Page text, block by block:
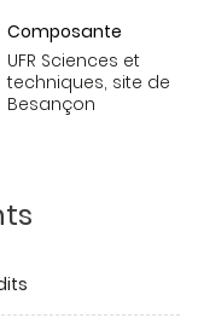
Composante
UFR Sciences et
techniques, site de
Besançon